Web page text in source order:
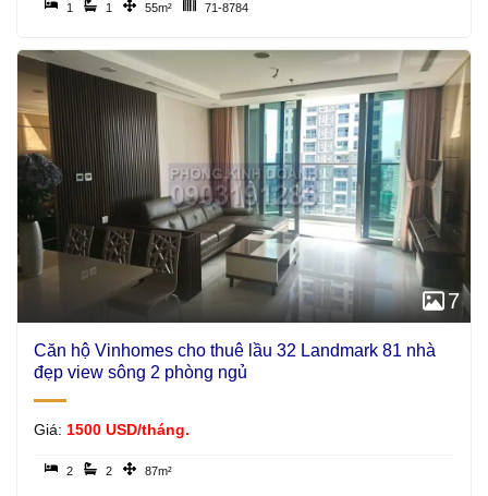
1 1 55m² 71-8784
7
Căn hộ Vinhomes cho thuê lầu 32 Landmark 81 nhà
đẹp view sông 2 phòng ngủ
Giá: 1500 USD/tháng.
2 2 87m²